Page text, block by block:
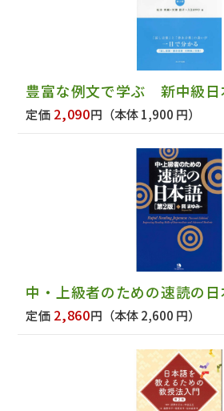
豊富な例文で学ぶ 新中級
定価 2,090円 （本体 1,900 円）
中・上級者のための速読の
定価 2,860円 （本体 2,600 円）